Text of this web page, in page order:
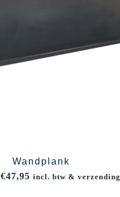
Wandplank
€47,95 Prijsklasse:
incl. btw & verzending